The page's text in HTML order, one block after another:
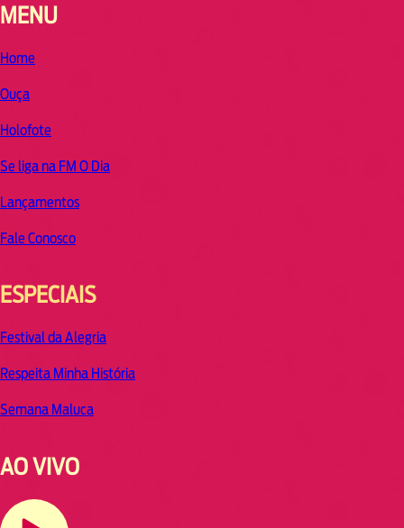
MENU
Home
Ouça
Holofote
Se liga na FM O Dia
Lançamentos
Fale Conosco
ESPECIAIS
Festival da Alegria
Respeita Minha História
Semana Maluca
AO VIVO